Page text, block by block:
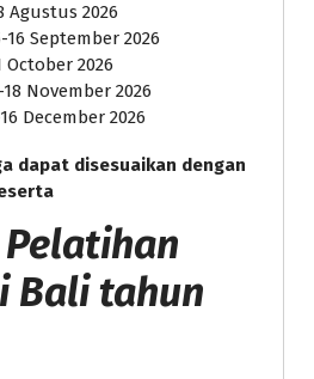
Agustus 2026
16 September 2026
October 2026
November 2026
December 2026
dapat disesuaikan dengan
Pelatihan
Bali tahun